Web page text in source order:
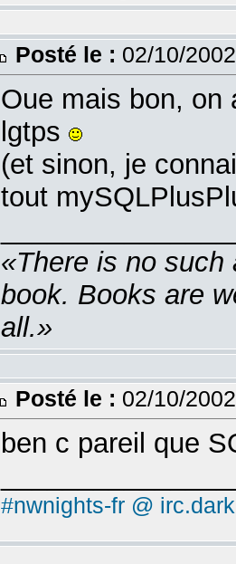
Posté le : 02/10/
Oue mais bon, on
lgtps
(et sinon, je
tout
«There is no such
book. Books are
all.»
Posté le : 02/10/
ben c pareil que
#nwnights-fr @